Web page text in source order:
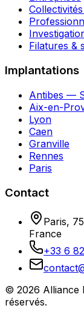
Filatures &
Implantations
Antibes —
Aix-en-
Lyon
Caen
Granville
Rennes
Paris
Contact
Paris,
France
+33 6
© 2026 Alliance
réservés.